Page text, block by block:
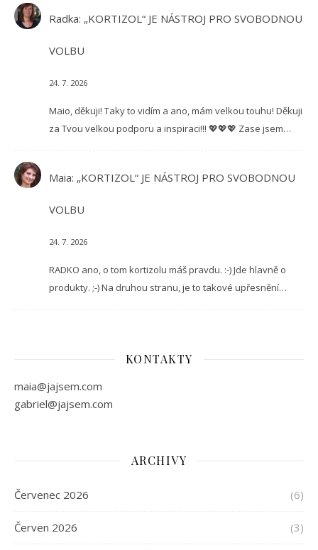
Radka: „KORTIZOL“ JE NÁSTROJ PRO SVOBODNOU
VOLBU
24. 7. 2026
Maio, děkuji! Taky to vidím a ano, mám velkou touhu! Děkuji
za Tvou velkou podporu a inspiraci!!! 💖💖💖 Zase jsem…
Maia: „KORTIZOL“ JE NÁSTROJ PRO SVOBODNOU
VOLBU
24. 7. 2026
RADKO ano, o tom kortizolu máš pravdu. :-) Jde hlavně o
produkty. ;-) Na druhou stranu, je to takové upřesnění…
KONTAKTY
maia@jajsem.com
gabriel@jajsem.com
ARCHIVY
Červenec 2026 (6)
Červen 2026 (3)